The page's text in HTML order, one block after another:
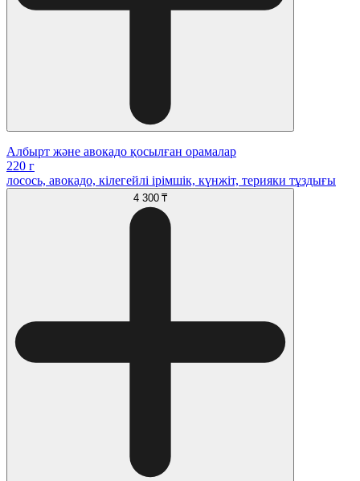
Албырт және авокадо қосылған орамалар
220 г
лосось, авокадо, кілегейлі ірімшік, күнжіт, терияки тұздығы
4 300 ₸